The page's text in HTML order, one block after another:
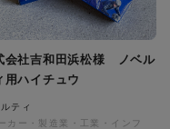
会社吉和田浜松様 ノベル
用ハイチュウ
ティ
カー・製造業・工業・インフ